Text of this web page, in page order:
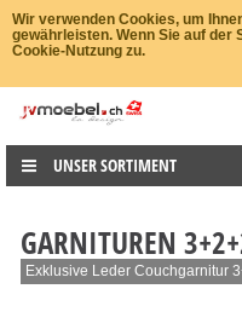
Wir verwenden Cookies, um
gewährleisten. Wenn Sie auf
Cookie-Nutzung zu.
UNSER SORTIMENT
GARNITUREN
Exklusive Leder Couchgarnitur